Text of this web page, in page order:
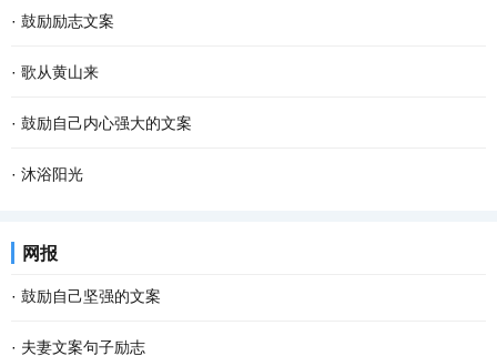
· 鼓励励志文案
· 歌从黄山来
· 鼓励自己内心强大的文案
· 沐浴阳光
网报
· 鼓励自己坚强的文案
· 夫妻文案句子励志